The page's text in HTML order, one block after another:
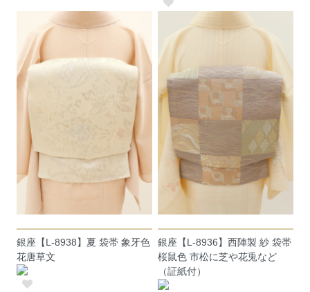
銀座【L-8938】夏 袋帯 象牙色
花唐草文
銀座【L-8936】西陣製 紗 袋帯
桜鼠色 市松に芝や花兎など
（証紙付）